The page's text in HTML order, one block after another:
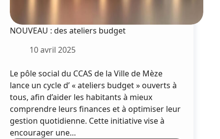
NOUVEAU : des ateliers budget
10 avril 2025
Le pôle social du CCAS de la Ville de Mèze
lance un cycle d’ « ateliers budget » ouverts à
tous, afin d’aider les habitants à mieux
comprendre leurs finances et à optimiser leur
gestion quotidienne. Cette initiative vise à
encourager une…